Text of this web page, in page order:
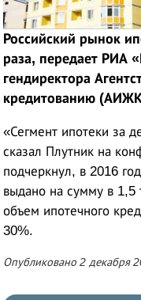
Российский рынок
раза, передает РИА
гендиректора
кредитованию
«Сегмент ипотеки за
сказал Плутник на
подчеркнул, в 2016
выдано на сумму в 1,5
объем ипотечного
30%.
Опубликовано 2 декабря